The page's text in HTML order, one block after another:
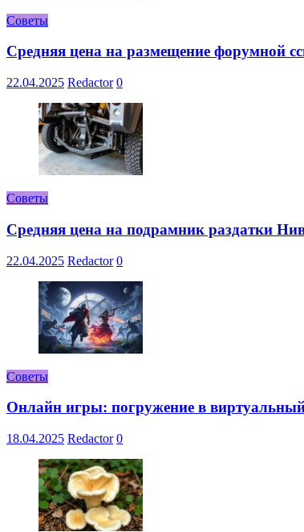
Советы
Средняя цена на размещение форумной
22.04.2025 Redactor 0
Советы
Средняя цена на подрамник раздатки
22.04.2025 Redactor 0
Советы
Онлайн игры: погружение в
18.04.2025 Redactor 0